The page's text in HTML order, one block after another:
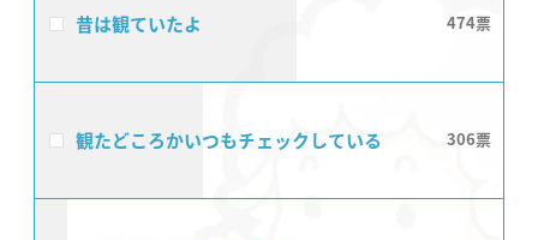
昔は観ていたよ 474
観たどころかいつもチェックしている 306